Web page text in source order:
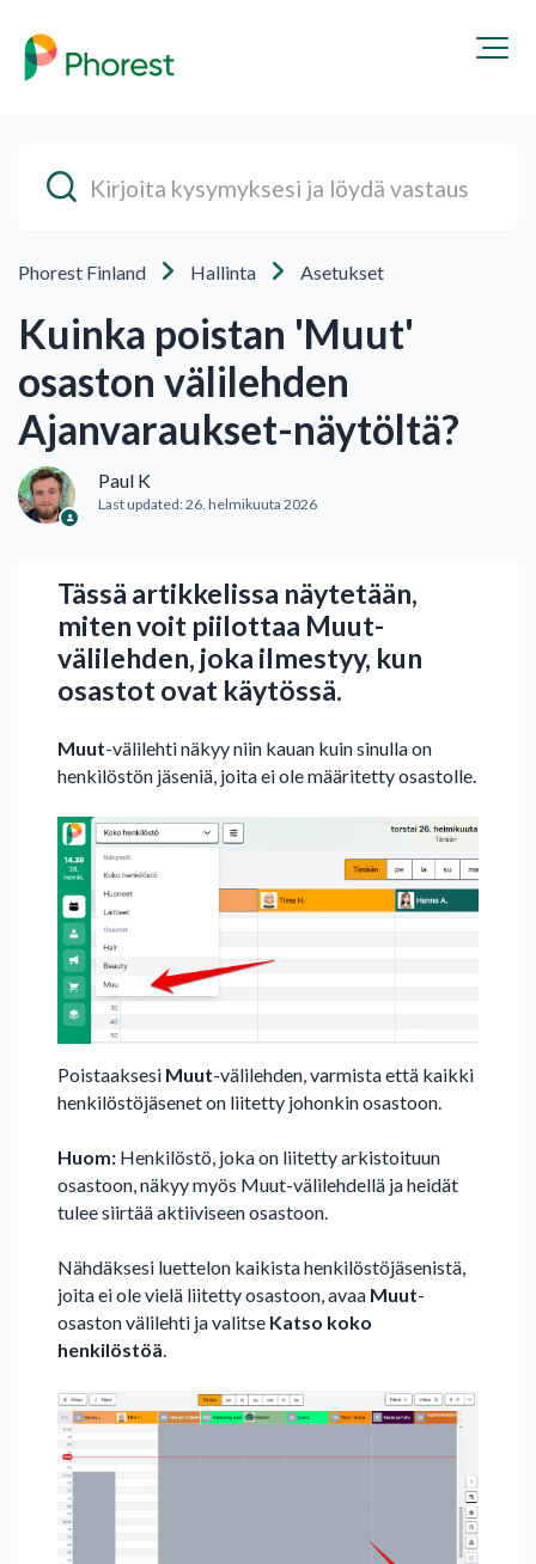
Phorest Finland Hallinta Asetukset
Kuinka poistan 'Muut'
osaston välilehden
Ajanvaraukset-näytöltä?
Paul K
Last updated:26. helmikuuta 2026
Tässä artikkelissa näytetään,
miten voit piilottaa Muut-
välilehden, joka ilmestyy, kun
osastot ovat käytössä.
Muut-välilehti näkyy niin kauan kuin sinulla on
henkilöstön jäseniä, joita ei ole määritetty osastolle.
Poistaaksesi Muut-välilehden, varmista että kaikki
henkilöstöjäsenet on liitetty johonkin osastoon.
Huom: Henkilöstö, joka on liitetty arkistoituun
osastoon, näkyy myös Muut-välilehdellä ja heidät
tulee siirtää aktiiviseen osastoon.
Nähdäksesi luettelon kaikista henkilöstöjäsenistä,
joita ei ole vielä liitetty osastoon, avaa Muut-
osaston välilehti ja valitse Katso koko
henkilöstöä.